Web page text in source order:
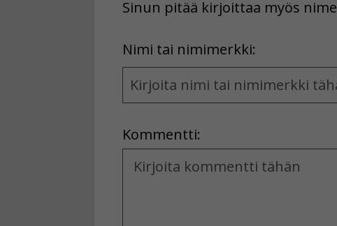
Sinun pitää kirjoittaa myös
Nimi tai nimimerkki:
Name
and
Kommentti:
Kommentti